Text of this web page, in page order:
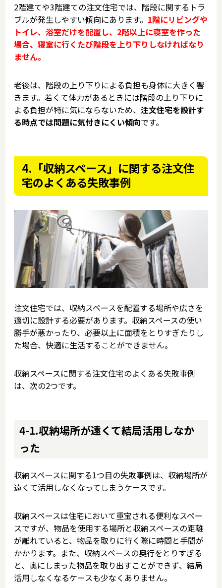
2階建てや3階建ての注文住宅では、階段に関するトラ
ブルが発生しやすい傾向にあります。 1階にリビングや
トイレ、浴室だけを配置し、2階以上に寝室を作った
場合、寝室に行くたび階段を上り下りしなければなり
ません。
老後は、階段の上り下りによる負担も身体に大きく響
きます。若くて体力があるときには階段の上り下りに
よる負担が特に気にならないため、注文住宅を設計す
る時点では問題に気付きにくい傾向です。
4.「収納スペース」に関する注文住
宅のよくある失敗事例
注文住宅では、収納スペースを配置する場所や広さを
適切に設計する必要があります。収納スペースの使い
勝手が悪かったり、必要以上に面積をとりすぎたりし
た場合、快適に生活することができません。
収納スペースに関する注文住宅のよくある失敗事例
は、次の2つです。
4-1.収納場所が遠くて結局活用しなか
った
収納スペースに関する1つ目の失敗事例は、収納場所が
遠くて活用しなくなってしまうケースです。
収納スペースは住宅において重宝される便利なスペー
スですが、物品を使用する場所と収納スペースの距離
が離れていると、物品を取りに行く際に時間と手間が
かかります。また、収納スペースの奥行をとりすぎる
と、奥にしまった物品を取り出すことができず、結局
活用しなくなるケースも少なくありません。